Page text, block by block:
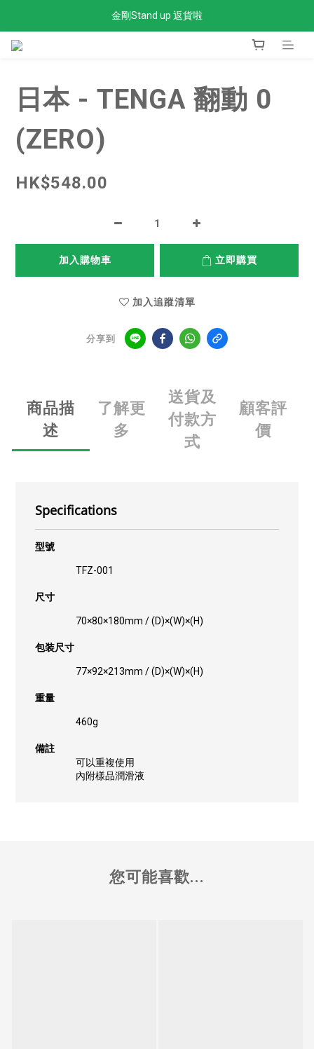
全單滿$300免運費
金剛Stand up 返貨啦
日本 - TENGA 翻動 0
(ZERO)
HK$548.00
加入購物車 立即購買
加入追蹤清單
分享到
商品描
述
了解更
多
送貨及
付款方
式
顧客評
價
Specifications
型號
TFZ-001
尺寸
70×80×180mm / (D)×(W)×(H)
包装尺寸
77×92×213mm / (D)×(W)×(H)
重量
460g
備註
可以重複使用
內附樣品潤滑液
您可能喜歡...